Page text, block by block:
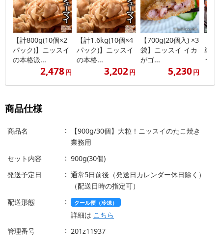
【計800g(10個×2
パック)】ニッスイ
の本格派...
2,478円
【計1.6kg(10個×4
パック)】ニッスイ
の本格...
3,202円
【700g(20個入) ×3
袋】ニッスイ イカ
がゴ...
5,230円
単♪
うど
商品仕様
商品名
【900g/30個】大粒！ニッスイのたこ焼き
業務用
セット内容
900g(30個)
発送予定日
通常5日前後（発送日カレンダー休日除く）
（配送日時の指定可）
配送形態
クール便（冷凍）
詳細は こちら
管理番号
201z11937